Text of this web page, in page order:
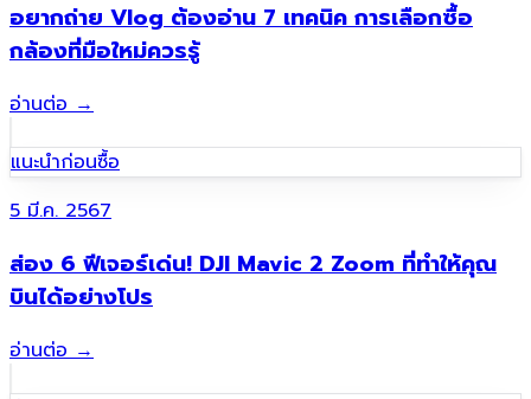
อยากถ่าย Vlog ต้องอ่าน 7 เทคนิค การเลือกซื้อ
กล้องที่มือใหม่ควรรู้
อ่านต่อ→
แนะนำก่อนซื้อ
5 มี.ค. 2567
ส่อง 6 ฟีเจอร์เด่น! DJI Mavic 2 Zoom ที่ทำให้คุณ
บินได้อย่างโปร
อ่านต่อ →